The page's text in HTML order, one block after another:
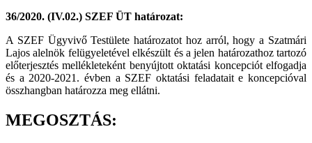
36/2020. (IV.02.) SZEF ÜT határozat:
A SZEF Ügyvivő Testülete határozatot hoz arról, hogy a Szatmári
Lajos alelnök felügyeletével elkészült és a jelen határozathoz tartozó
előterjesztés mellékleteként benyújtott oktatási koncepciót elfogadja
és a 2020-2021. évben a SZEF oktatási feladatait e koncepcióval
összhangban határozza meg ellátni.
MEGOSZTÁS: